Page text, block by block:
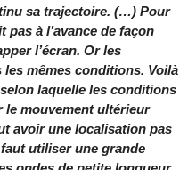
sa trajectoire. (…) Pour
pas à l’avance de façon
l’écran. Or les
mêmes conditions. Voilà
laquelle les conditions
le mouvement ultérieur
avoir une localisation pas
utiliser une grande